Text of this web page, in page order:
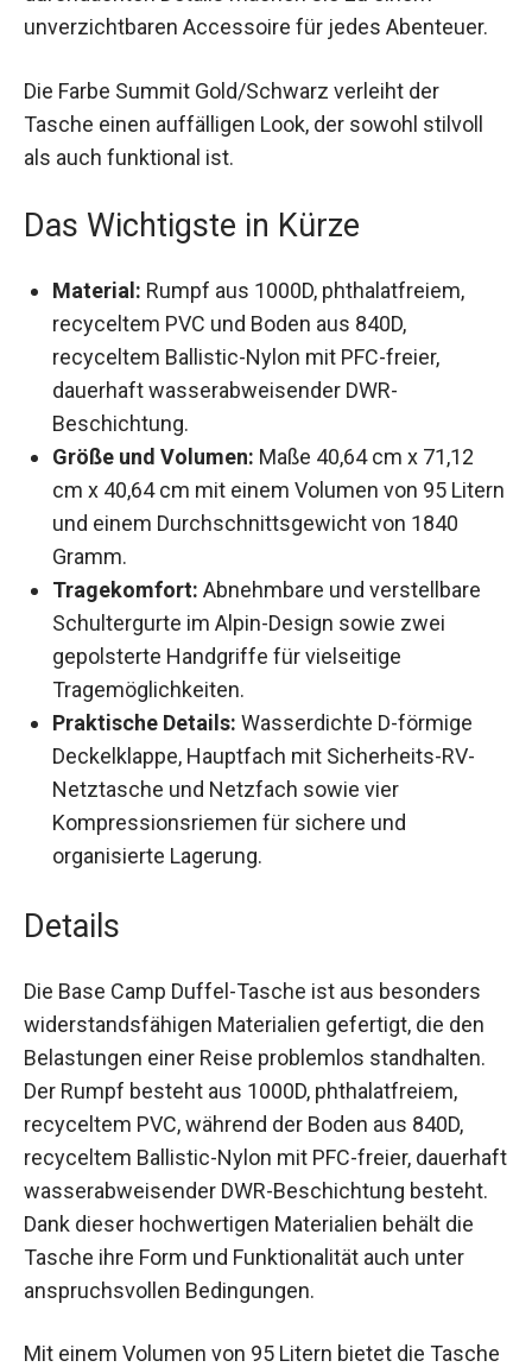
unverzichtbaren Accessoire für jedes Abenteuer.
Die Farbe Summit Gold/Schwarz verleiht der
Tasche einen auffälligen Look, der sowohl stilvoll
als auch funktional ist.
Das Wichtigste in Kürze
Material: Rumpf aus 1000D, phthalatfreiem,
recyceltem PVC und Boden aus 840D,
recyceltem Ballistic-Nylon mit PFC-freier,
dauerhaft wasserabweisender DWR-
Beschichtung.
Größe und Volumen:
Maße 40,64 cm x 71,12
cm x 40,64 cm mit einem Volumen von 95
Litern und einem Durchschnittsgewicht von
1840 Gramm.
Tragekomfort:
Abnehmbare und verstellbare
Schultergurte im Alpin-Design sowie zwei
gepolsterte Handgriffe für vielseitige
Tragemöglichkeiten.
Praktische Details:
Wasserdichte D-förmige
Deckelklappe, Hauptfach mit Sicherheits-RV-
Netztasche und Netzfach sowie vier
Kompressionsriemen für sichere und
organisierte Lagerung.
Details
Die Base Camp Duffel-Tasche ist aus besonders
widerstandsfähigen Materialien gefertigt, die den
Belastungen einer Reise problemlos standhalten.
Der Rumpf besteht aus 1000D, phthalatfreiem,
recyceltem PVC, während der Boden aus 840D,
recyceltem Ballistic-Nylon mit PFC-freier,
dauerhaft wasserabweisender DWR-
Beschichtung besteht. Dank dieser hochwertigen
Materialien behält die Tasche ihre Form und
Funktionalität auch unter anspruchsvollen
Bedingungen.